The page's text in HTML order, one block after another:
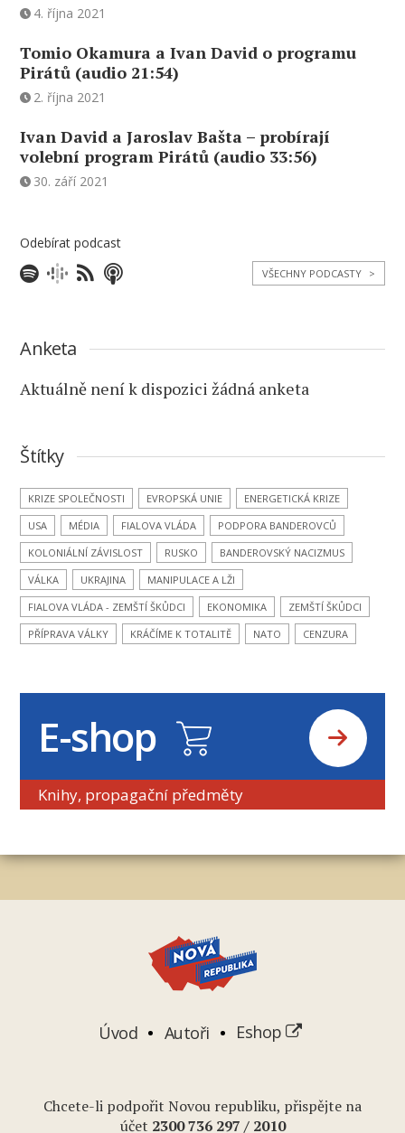
4. října 2021
Tomio Okamura a Ivan David o programu
Pirátů (audio 21:54)
2. října 2021
Ivan David a Jaroslav Bašta – probírají
volební program Pirátů (audio 33:56)
30. září 2021
Odebírat podcast
VŠECHNY PODCASTY >
Anketa
Aktuálně není k dispozici žádná anketa
Štítky
KRIZE SPOLEČNOSTI EVROPSKÁ UNIE
ENERGETICKÁ KRIZE
USA
MÉDIA FIALOVA VLÁDA
PODPORA BANDEROVCŮ
KOLONIÁLNÍ ZÁVISLOST
RUSKO
BANDEROVSKÝ NACIZMUS
VÁLKA
UKRAJINA
MANIPULACE A LŽI
FIALOVA VLÁDA - ZEMŠTÍ ŠKŮDCI
EKONOMIKA
ZEMŠTÍ ŠKŮDCI
PŘÍPRAVA VÁLKY
KRÁČÍME K TOTALITĚ NATO CENZURA
E-shop
Knihy, propagační předměty
Úvod Autoři Eshop
Chcete-li podpořit Novou republiku, přispějte na
účet 2300 736 297 / 2010